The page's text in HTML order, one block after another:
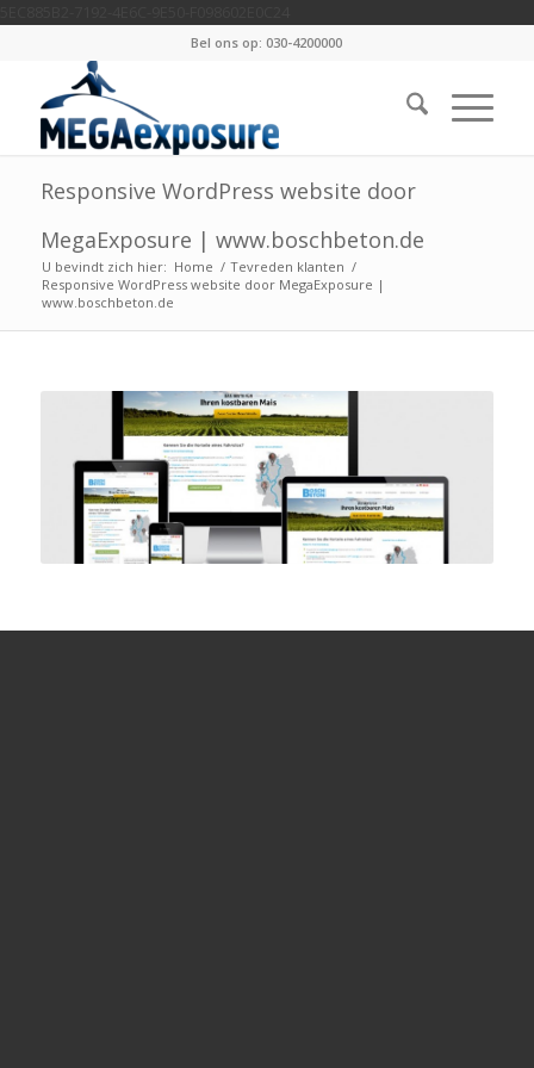
Bel ons op: 030-4200000
Responsive WordPress website door
MegaExposure | www.boschbeton.de
U bevindt zich hier: Home / Tevreden klanten /
Responsive WordPress website door MegaExposure |
www.boschbeton.de